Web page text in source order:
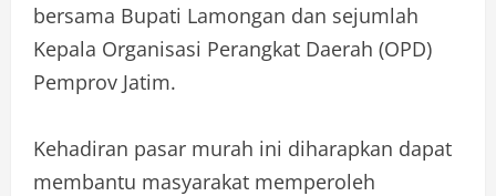
bersama Bupati Lamongan dan sejumlah
Kepala Organisasi Perangkat Daerah (OPD)
Pemprov Jatim.
Kehadiran pasar murah ini diharapkan dapat
membantu masyarakat memperoleh